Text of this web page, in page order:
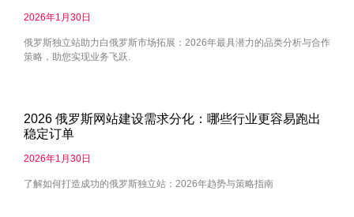
2026年1月30日
俄罗斯独立站助力白俄罗斯市场拓展：2026年最具潜力的品类分析与合作
策略，助您实现业务飞跃.
2026 俄罗斯网站建设需求分化：哪些行业更容易跑出
稳定订单
2026年1月30日
了解如何打造成功的俄罗斯独立站：2026年趋势与策略指南